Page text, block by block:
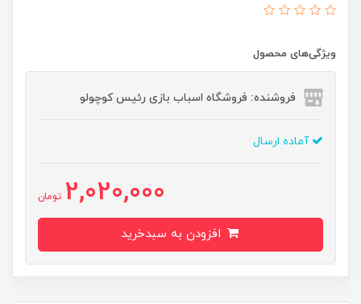
ویژگی‌های محصول
فروشنده: فروشگاه اسباب بازی رئیس کوچولو
آماده ارسال
2,020,000 تومان